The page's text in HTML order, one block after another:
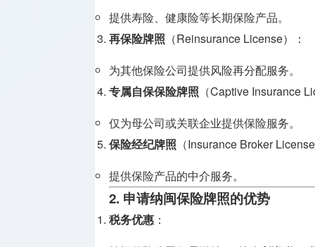
监管机构
介绍
提供寿险、健康险等长期保险产品。
再保险牌照 （Reinsurance License）：
为其他保险公司提供风险再分配服务。
专属自保保险牌照 （Captive Insurance
仅为母公司或关联企业提供保险服务。
保险经纪牌照 （Insurance Broker
提供保险产品的中介服务。
2. 申请纳闽保险牌照的优势
税务优惠 ：